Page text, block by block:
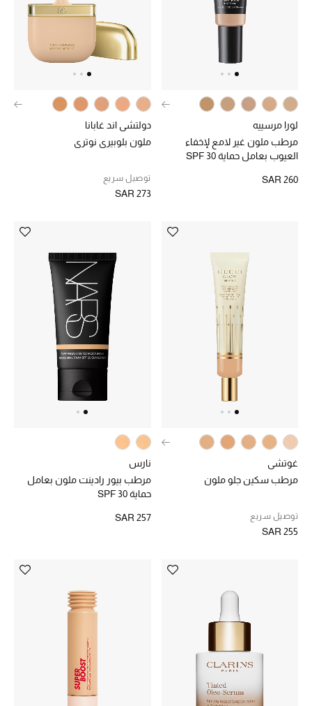
المجوهرات
جديد لدينا
نسوقوا أحدث ما وصلنا
النساء
عرض جميع المنتجات
ركن أناقة المنتجعات
الموسم الجديد
جميع إصدارتنا النسائية
لورا مرسييه
مرطب ملون غير لامع لإخفاء
العيوب بعامل حماية SPF 30
SAR 260
دولتشي اند غابانا
ملون بلوبيري نوتري
توصيل سريع
SAR 273
غوتشي
مرطب سكين جلو ملون
توصيل سريع
SAR 255
نارس
مرطب بيور رادينت ملون بعامل
حماية SPF 30
SAR 257